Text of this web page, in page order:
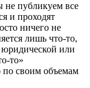
не публикуем все
и проходят
ничего не
лишь что-то,
юридической или
то»
по своим объемам